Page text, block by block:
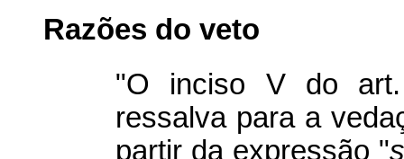
Razões do veto
"O inciso V do
ressalva para a
partir da expressão "